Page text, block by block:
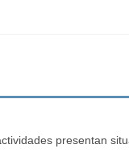
presentan